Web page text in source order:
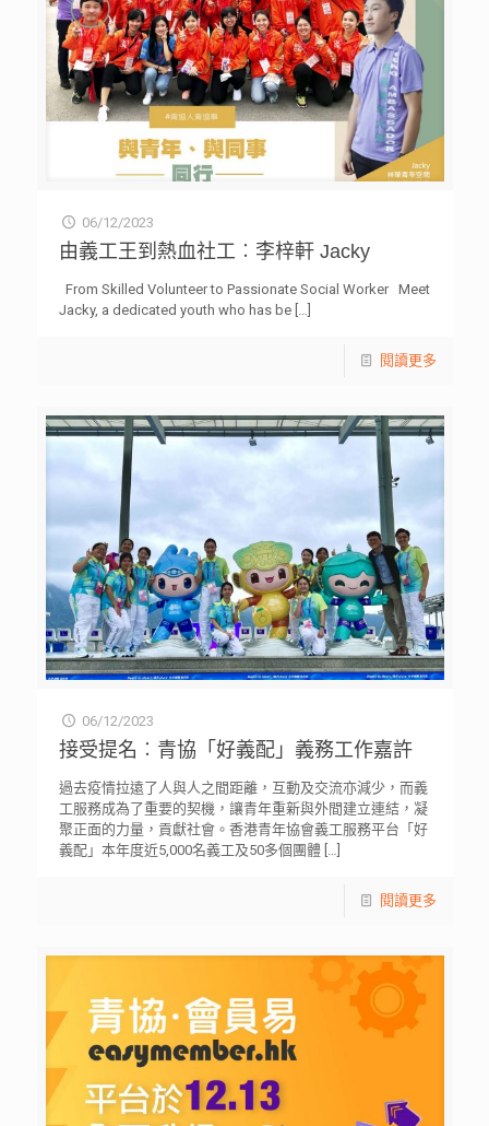
06/12/2023
由義工王到熱血社工︰李梓軒 Jacky
From Skilled Volunteer to Passionate Social Worker Meet
Jacky, a dedicated youth who has be[…]
閱讀更多
06/12/2023
接受提名︰青協「好義配」義務工作嘉許
過去疫情拉遠了人與人之間距離，互動及交流亦減少，而義
工服務成為了重要的契機，讓青年重新與外間建立連結，凝
聚正面的力量，貢獻社會。香港青年協會義工服務平台「好
義配」本年度近5,000名義工及50多個團體[…]
閱讀更多